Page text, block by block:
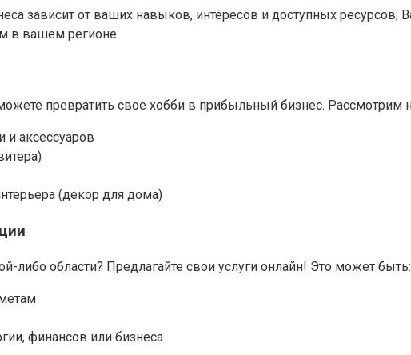
зависит от ваших навыков, интересов и доступных ресурсов;
в вашем регионе.
превратить свое хобби в прибыльный бизнес. Рассмотрим
и аксессуаров
(декор для дома)
либо области? Предлагайте свои услуги онлайн! Это может быть:
финансов или бизнеса